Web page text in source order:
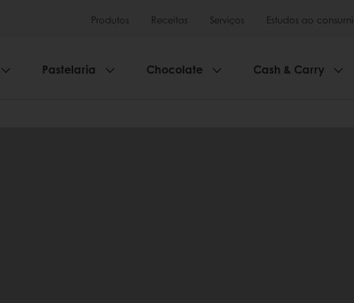
Produtos Receitas Serviços Estudos ao
Pastelaria Chocolate Cash & Carry